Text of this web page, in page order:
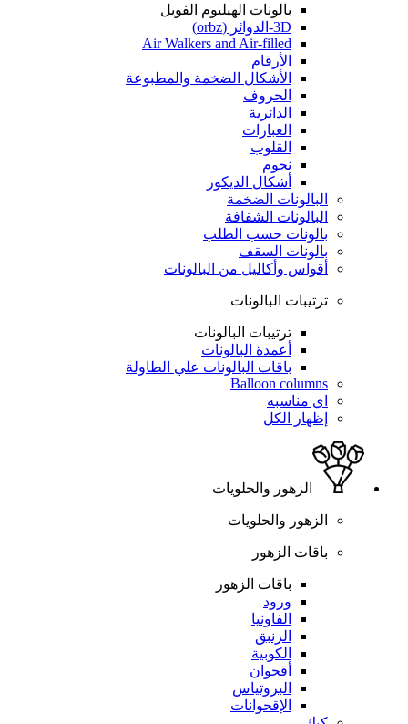
بالونات الهيليوم الفويل
3D-الدوائر (orbz)
Air Walkers and Air-filled
الأرقام
الأشكال الضخمة والمطبوعة
الحروف
الدائرية
العبارات
القلوب
نجوم
أشكال الديكور
البالونات الضخمة
البالونات الشفافة
بالونات حسب الطلب
بالونات السقف
أقواس وأكاليل من البالونات
ترتيبات البالونات
ترتيبات البالونات
أعمدة البالونات
باقات البالونات علي الطاولة
Balloon columns
اي مناسبه
إظهار الكل
الزهور والحلويات
الزهور والحلويات
باقات الزهور
باقات الزهور
ورود
الفاونيا
الزنبق
الكوبية
أقحوان
البروتياس
الإقحوانات